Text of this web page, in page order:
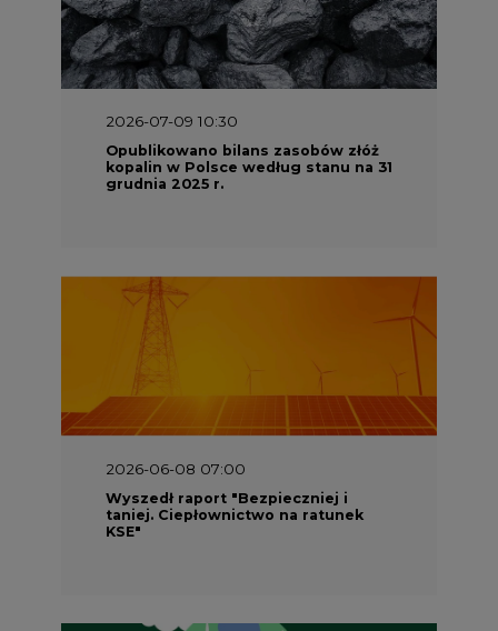
2026-07-09 10:30
Opublikowano bilans zasobów złóż
kopalin w Polsce według stanu na 31
2026-06-08 07:00
taniej. Ciepłownictwo na ratunek